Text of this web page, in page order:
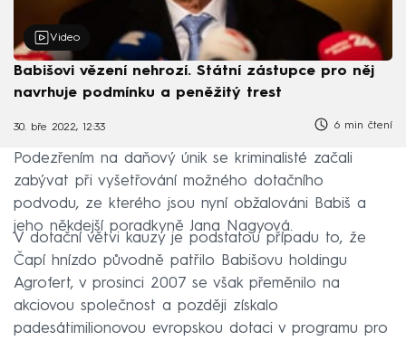
Video
Babišovi vězení nehrozí. Státní zástupce pro něj
navrhuje podmínku a peněžitý trest
30. bře 2022, 12:33 6 min čtení
Podezřením na daňový únik se kriminalisté začali
zabývat při vyšetřování možného dotačního
podvodu, ze kterého jsou nyní obžalováni Babiš a
jeho někdejší poradkyně Jana Nagyová.
V dotační větvi kauzy je podstatou případu to, že
Čapí hnízdo původně patřilo Babišovu holdingu
Agrofert, v prosinci 2007 se však přeměnilo na
akciovou společnost a později získalo
padesátimilionovou evropskou dotaci v programu pro